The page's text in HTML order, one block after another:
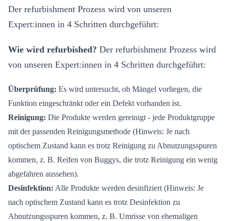
Der refurbishment Prozess wird von unseren
Expert:innen in 4 Schritten durchgeführt:
Wie wird refurbished? Der refurbishment Prozess wird
von unseren Expert:innen in 4 Schritten durchgeführt:
Überprüfung: Es wird untersucht, ob Mängel vorliegen, die
Funktion eingeschränkt oder ein Defekt vorhanden ist.
Reinigung: Die Produkte werden gereinigt - jede Produktgruppe
mit der passenden Reinigungsmethode (Hinweis: Je nach
optischem Zustand kann es trotz Reinigung zu Abnutzungsspuren
kommen, z. B. Reifen von Buggys, die trotz Reinigung ein wenig
abgefahren aussehen).
Desinfektion: Alle Produkte werden desinfiziert (Hinweis: Je
nach optischem Zustand kann es trotz Desinfektion zu
Abnutzungsspuren kommen, z. B. Umrisse von ehemaligen